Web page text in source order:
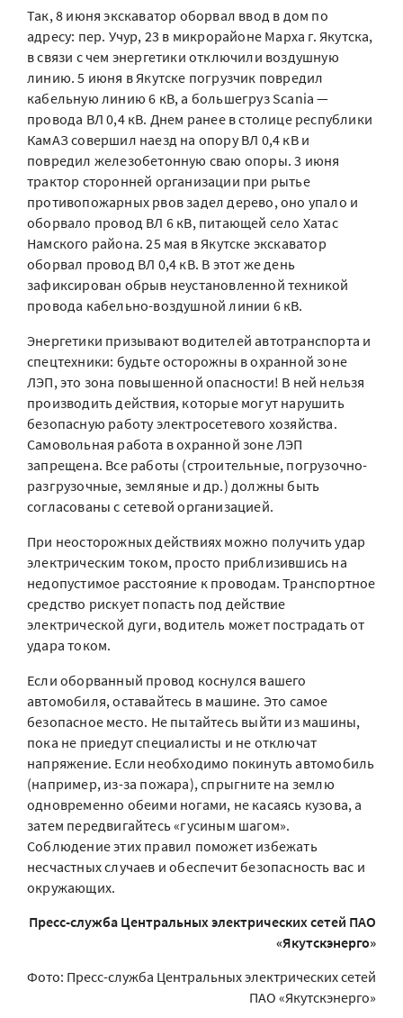
Так, 8 июня экскаватор оборвал ввод в дом по
адресу: пер. Учур, 23 в микрорайоне Марха г. Якутска,
в связи с чем энергетики отключили воздушную
линию. 5 июня в Якутске погрузчик повредил
кабельную линию 6 кВ, а большегруз Scania —
провода ВЛ 0,4 кВ. Днем ранее в столице республики
КамАЗ совершил наезд на опору ВЛ 0,4 кВ и
повредил железобетонную сваю опоры. 3 июня
трактор сторонней организации при рытье
противопожарных рвов задел дерево, оно упало и
оборвало провод ВЛ 6 кВ, питающей село Хатас
Намского района. 25 мая в Якутске экскаватор
оборвал провод ВЛ 0,4 кВ. В этот же день
зафиксирован обрыв неустановленной техникой
провода кабельно-воздушной линии 6 кВ.
Энергетики призывают водителей автотранспорта и
спецтехники: будьте осторожны в охранной зоне
ЛЭП, это зона повышенной опасности! В ней нельзя
производить действия, которые могут нарушить
безопасную работу электросетевого хозяйства.
Самовольная работа в охранной зоне ЛЭП
запрещена. Все работы (строительные, погрузочно-
разгрузочные, земляные и др.) должны быть
согласованы с сетевой организацией.
При неосторожных действиях можно получить удар
электрическим током, просто приблизившись на
недопустимое расстояние к проводам. Транспортное
средство рискует попасть под действие
электрической дуги, водитель может пострадать от
удара током.
Если оборванный провод коснулся вашего
автомобиля, оставайтесь в машине. Это самое
безопасное место. Не пытайтесь выйти из машины,
пока не приедут специалисты и не отключат
напряжение. Если необходимо покинуть автомобиль
(например, из-за пожара), спрыгните на землю
одновременно обеими ногами, не касаясь кузова, а
затем передвигайтесь «гусиным шагом».
Соблюдение этих правил поможет избежать
несчастных случаев и обеспечит безопасность вас и
окружающих.
Пресс-служба Центральных электрических сетей ПАО
«Якутскэнерго»
Фото: Пресс-служба Центральных электрических сетей
ПАО «Якутскэнерго»